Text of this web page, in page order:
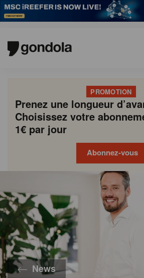
PROMOTION
Prenez une longueur
Choisissez votre
1€ par jour
Abonnez-vous
News
academy
society